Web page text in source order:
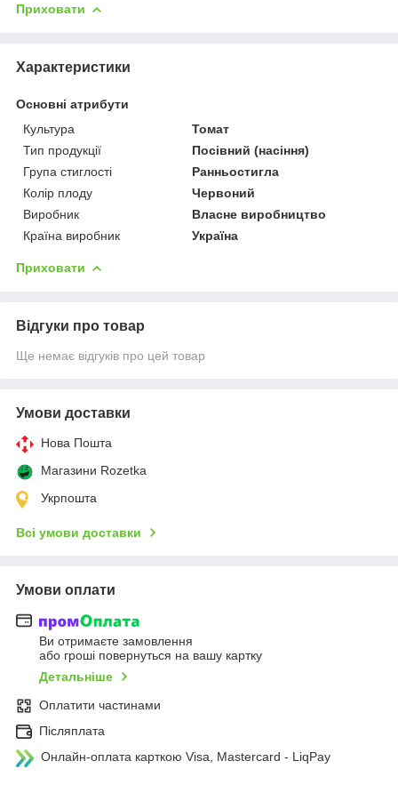
Приховати
Характеристики
Основні атрибути
Культура
Томат
Тип продукції
Посівний (насіння)
Група стиглості
Ранньостигла
Колір плоду
Червоний
Виробник
Власне виробництво
Країна виробник
Україна
Приховати
Відгуки про товар
Ще немає відгуків про цей товар
Умови доставки
Нова Пошта
Магазини Rozetka
Укрпошта
Всі умови доставки
Умови оплати
Ви отримаєте замовлення
або гроші повернуться на вашу картку
Детальніше
Оплатити частинами
Післяплата
Онлайн-оплата карткою Visa, Mastercard - LiqPay